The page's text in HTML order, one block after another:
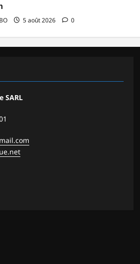
5 août 2026 0
SARL